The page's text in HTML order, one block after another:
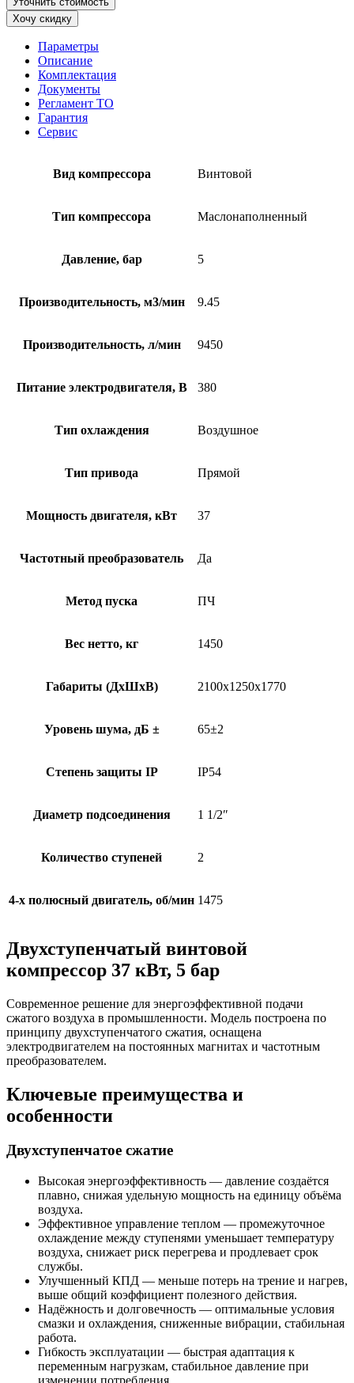
Хочу скидку
Параметры
Описание
Комплектация
Документы
Регламент ТО
Гарантия
Сервис
Вид компрессора Винтовой
Тип компрессора Маслонаполненный
Давление, бар 5
Производительность, м3/мин 9.45
Производительность, л/мин 9450
Питание электродвигателя, В 380
Тип охлаждения Воздушное
Тип привода Прямой
Мощность двигателя, кВт 37
Частотный преобразователь Да
Метод пуска ПЧ
Вес нетто, кг 1450
Габариты (ДхШхВ) 2100х1250х1770
Уровень шума, дБ ± 65±2
Степень защиты IP IP54
Диаметр подсоединения 1 1/2″
Количество ступеней 2
4-х полюсный двигатель, об/мин 1475
Двухступенчатый винтовой
компрессор 37 кВт, 5 бар
Современное решение для энергоэффективной подачи
сжатого воздуха в промышленности. Модель построена по
принципу двухступенчатого сжатия, оснащена
электродвигателем на постоянных магнитах и частотным
преобразователем.
Ключевые преимущества и
особенности
Двухступенчатое сжатие
Высокая энергоэффективность — давление создаётся
плавно, снижая удельную мощность на единицу объёма
воздуха.
Эффективное управление теплом — промежуточное
охлаждение между ступенями уменьшает температуру
воздуха, снижает риск перегрева и продлевает срок
службы.
Улучшенный КПД — меньше потерь на трение и нагрев,
выше общий коэффициент полезного действия.
Надёжность и долговечность — оптимальные условия
смазки и охлаждения, сниженные вибрации, стабильная
работа.
Гибкость эксплуатации — быстрая адаптация к
переменным нагрузкам, стабильное давление при